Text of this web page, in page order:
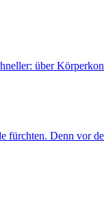
über
Denn vor